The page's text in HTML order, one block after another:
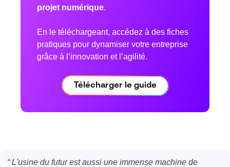
projet numérique.
En le téléchargeant, accédez à des fiches
pratiques pour dynamiser votre entreprise
grâce à l’innovation et l’agilité.
Télécharger le guide
“ L'usine du futur est aussi une immense machine de